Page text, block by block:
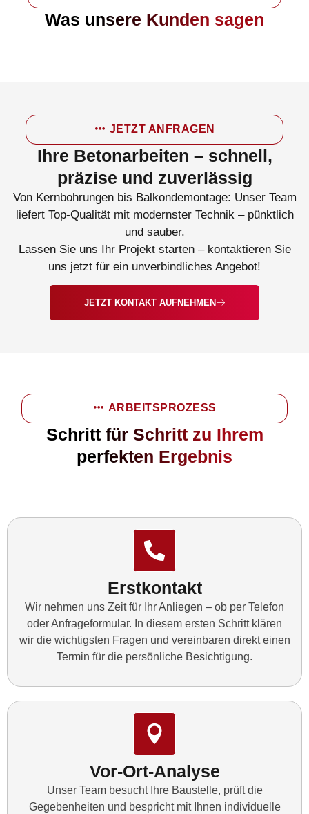
Was unsere Kunden sagen
JETZT ANFRAGEN
Ihre Betonarbeiten – schnell,
präzise und zuverlässig
Von Kernbohrungen bis Balkondemontage: Unser Team
liefert Top-Qualität mit modernster Technik – pünktlich
und sauber.
Lassen Sie uns Ihr Projekt starten – kontaktieren Sie
uns jetzt für ein unverbindliches Angebot!
JETZT KONTAKT AUFNEHMEN
ARBEITSPROZESS
Schritt für Schritt zu Ihrem
perfekten Ergebnis
Erstkontakt
Wir nehmen uns Zeit für Ihr Anliegen – ob per Telefon
oder Anfrageformular. In diesem ersten Schritt klären
wir die wichtigsten Fragen und vereinbaren direkt einen
Termin für die persönliche Besichtigung.
Vor-Ort-Analyse
Unser Team besucht Ihre Baustelle, prüft die
Gegebenheiten und bespricht mit Ihnen individuelle